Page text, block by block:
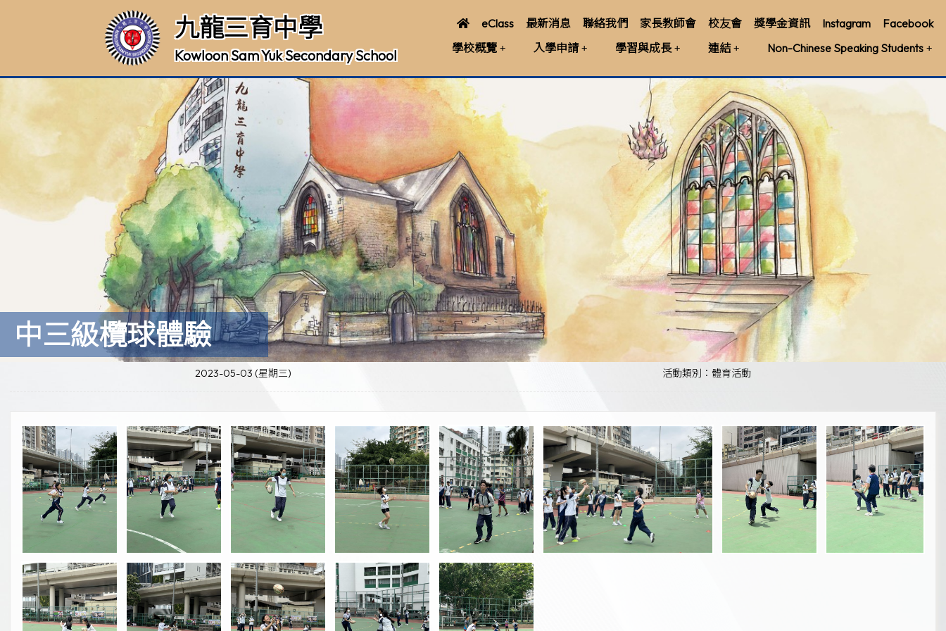
九龍三育中學
Kowloon Sam Yuk Secondary School
eClass 最新消息 聯絡我們 家長教師會 校友會 獎學金資訊 Instagram
Facebook
學校概覽
入學申請 學習與成長 連結 Non-Chinese Speaking Students
中三級欖球體驗
2023-05-03 (星期三) 活動類別：體育活動